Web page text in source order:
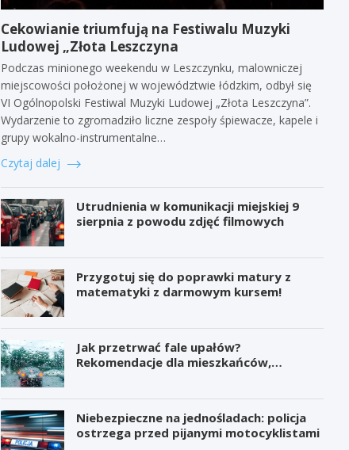
Cekowianie triumfują na Festiwalu Muzyki
Ludowej „Złota Leszczyna
Podczas minionego weekendu w Leszczynku, malowniczej
miejscowości położonej w województwie łódzkim, odbył się
VI Ogólnopolski Festiwal Muzyki Ludowej „Złota Leszczyna”.
Wydarzenie to zgromadziło liczne zespoły śpiewacze, kapele i
grupy wokalno-instrumentalne…
Czytaj dalej
Utrudnienia w komunikacji miejskiej 9
sierpnia z powodu zdjęć filmowych
Przygotuj się do poprawki matury z
matematyki z darmowym kursem!
Jak przetrwać fale upałów?
Rekomendacje dla mieszkańców,
Niebezpieczne na jednośladach: policja
ostrzega przed pijanymi motocyklistami